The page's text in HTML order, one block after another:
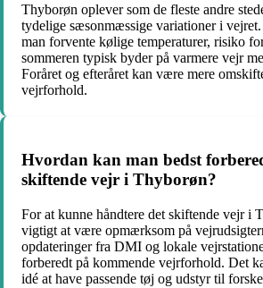
Thyborøn oplever som de fleste andre
tydelige sæsonmæssige variationer i
man forvente kølige temperaturer, risiko
sommeren typisk byder på varmere vejr
Foråret og efteråret kan være mere
vejrforhold.
Hvordan kan man bedst
skiftende vejr i Thyborøn?
For at kunne håndtere det skiftende vejr i
vigtigt at være opmærksom på
opdateringer fra DMI og lokale
forberedt på kommende vejrforhold. Det
idé at have passende tøj og udstyr til